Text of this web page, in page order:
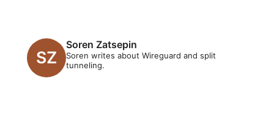
Soren Zatsepin
Soren writes about Wireguard and split
tunneling.